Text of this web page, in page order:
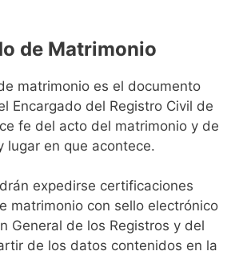
de Matrimonio
matrimonio es el documento
Encargado del Registro Civil de
fe del acto del matrimonio y de
lugar en que acontece.
expedirse certificaciones
matrimonio con sello electrónico
General de los Registros y del
de los datos contenidos en la